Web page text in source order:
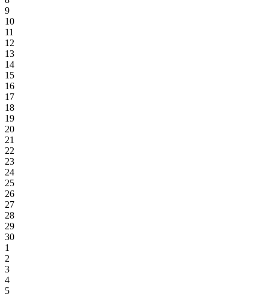
9
10
11
12
13
14
15
16
17
18
19
20
21
22
23
24
25
26
27
28
29
30
1
2
3
4
5